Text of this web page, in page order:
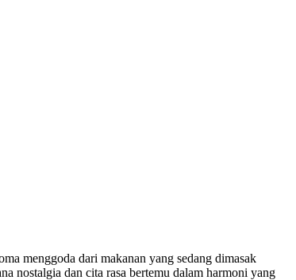
menggoda dari makanan yang sedang dimasak
nostalgia dan cita rasa bertemu dalam harmoni yang